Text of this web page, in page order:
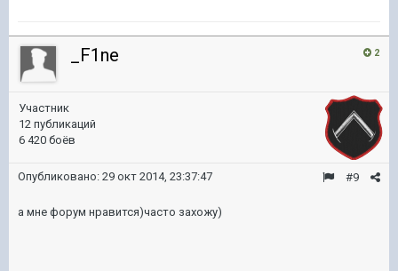
2
_F1ne
Участник
12 публикаций
6 420 боёв
#9
Опубликовано: 29 окт 2014, 23:37:47
а мне форум нравится)часто захожу)